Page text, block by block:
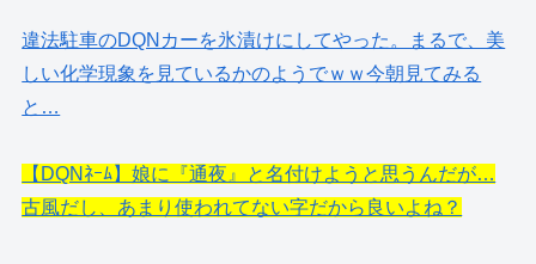
違法駐車のDQNカーを氷漬けにしてやった。まるで、美
しい化学現象を見ているかのようでｗｗ今朝見てみる
と…
【DQNﾈｰﾑ】娘に『通夜』と名付けようと思うんだが…
古風だし、あまり使われてない字だから良いよね？